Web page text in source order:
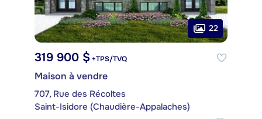
22
319 900 $ +TPS/TVQ
Maison à vendre
707, Rue des Récoltes
Saint-Isidore (Chaudière-Appalaches)